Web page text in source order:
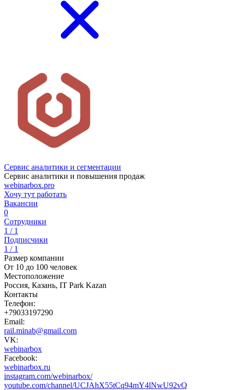
Сервис аналитики и сегментации
Сервис аналитики и повышения продаж
webinarbox.pro
Хочу тут работать
Вакансии
0
Сотрудники
1 / 1
Подписчики
1 / 1
Размер компании
От 10 до 100 человек
Местоположение
Россия, Казань, IT Park Kazan
Контакты
Телефон:
+79033197290
Email:
rail.minab@gmail.com
VK:
webinarbox
Facebook:
webinarbox.ru
instagram.com/webinarbox/
youtube.com/channel/UCJAhX55tCq94mY4lNwU92vQ